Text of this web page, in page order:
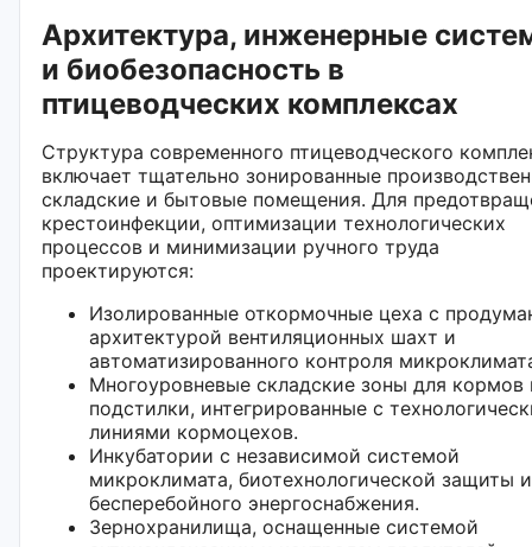
Архитектура, инженерные
и биобезопасность в
птицеводческих комплексах
Структура современного птицеводческого
включает тщательно зонированные
складские и бытовые помещения. Для
крестоинфекции, оптимизации технологических
процессов и минимизации ручного труда
проектируются:
Изолированные откормочные цеха с
архитектурой вентиляционных шахт и
автоматизированного контроля
Многоуровневые складские зоны для кормов
подстилки, интегрированные с
линиями кормоцехов.
Инкубатории с независимой системой
микроклимата, биотехнологической защиты и
бесперебойного энергоснабжения.
Зернохранилища, оснащенные системой